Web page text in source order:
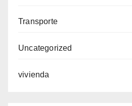
Transporte
Uncategorized
vivienda